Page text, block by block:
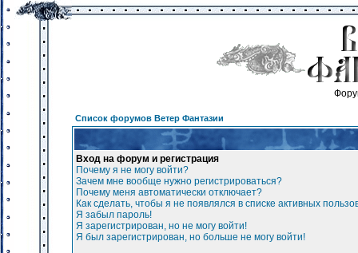
Список форумов Ветер Фантазии
Вход на форум и регистрация
Почему я не могу войти?
Зачем мне вообще нужно регистрироваться?
Почему меня автоматически отключает?
Как сделать, чтобы я не появлялся в списке активных
Я забыл пароль!
Я зарегистрирован, но не могу войти!
Я был зарегистрирован, но больше не могу войти!